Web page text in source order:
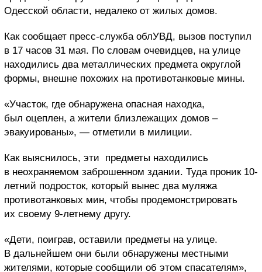
Одесской области, недалеко от жилых домов.
Как сообщает пресс-служба облУВД, вызов поступил
в 17 часов 31 мая. По словам очевидцев, на улице
находились два металлических предмета округлой
формы, внешне похожих на противотанковые мины.
«Участок, где обнаружена опасная находка,
был оцеплен, а жители близлежащих домов –
эвакуированы», — отметили в милиции.
Как выяснилось, эти предметы находились
в неохраняемом заброшенном здании. Туда проник 10-
летний подросток, который вынес два муляжа
противотанковых мин, чтобы продемонстрировать
их своему 9-летнему другу.
«Дети, поиграв, оставили предметы на улице.
В дальнейшем они были обнаружены местными
жителями, которые сообщили об этом спасателям»,